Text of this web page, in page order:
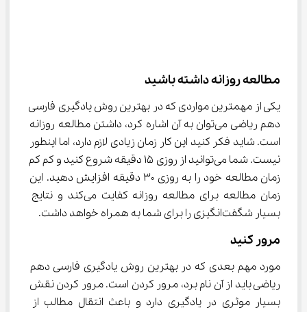
مطالعه روزانه داشته باشید
یکی از مهمترین مواردی که در بهترین روش یادگیری فارسی
دهم ریاضی می‌توان به آن اشاره کرد، داشتن مطالعه روزانه
است. شاید فکر کنید این کار زمان زیادی لازم دارد، اما اینطور
نیست. شما می‌توانید از روزی ۱۵ دقیقه شروع کنید و کم کم
زمان مطالعه خود را به روزی ۳۰ دقیقه افزایش دهید. این
زمان مطالعه برای مطالعه روزانه کفایت می‌کند و نتایج
بسیار شگفت‌انگیزی را برای شما به همراه خواهد داشت.
مرور کنید
مورد مهم بعدی که در بهترین روش یادگیری فارسی دهم
ریاضی باید از آن نام برد، مرور کردن است. مرور کردن نقش
بسیار موثری در یادگیری دارد و باعث انتقال مطالب از